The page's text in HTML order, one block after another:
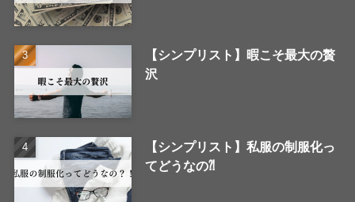
【シンプリスト】暇こそ最大の贅
沢
【シンプリスト】私服の制服化っ
てどうなの⁈